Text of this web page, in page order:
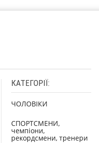
КАТЕГОРІЇ:
ЧОЛОВІКИ
СПОРТСМЕНИ,
чемпіони,
рекордсмени, тренери